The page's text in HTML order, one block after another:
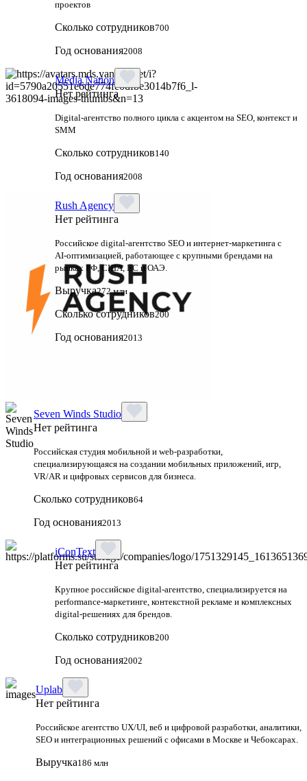
проектов
Сколько сотрудников700
Год основания2008
Media Nation
Нет рейтинга
Digital-агентство полного цикла с акцентом на SEO, контекст и
SMM
Сколько сотрудников140
Год основания2008
Rush Agency
Нет рейтинга
Российское digital‑агентство SEO и интернет‑маркетинга с
AI‑оптимизацией, работающее с крупными брендами на
рынках РФ, США, ЕС и ОАЭ.
Выручка272 млн
Сколько сотрудников200
Год основания2013
Seven Winds Studio
Нет рейтинга
Российская студия мобильной и web-разработки,
специализирующаяся на создании мобильных приложений, игр,
VR/AR и цифровых сервисов для бизнеса.
Сколько сотрудников64
Год основания2013
iConText
Нет рейтинга
Крупное российское digital-агентство, специализируется на
performance-маркетинге, контекстной рекламе и комплексных
digital-решениях для брендов.
Сколько сотрудников200
Год основания2002
Uplab
Нет рейтинга
Российское агентство UX/UI, веб и цифровой разработки, аналитики,
SEO и интеграционных решений с офисами в Москве и Чебоксарах.
Выручка186 млн